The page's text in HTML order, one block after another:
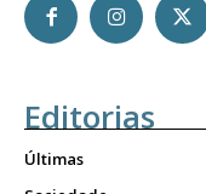
Editorias
Últimas